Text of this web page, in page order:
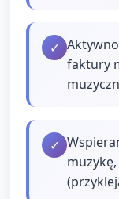
✓
faktury
✓